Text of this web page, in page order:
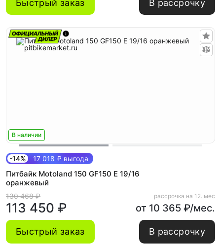
Быстрый заказ В рассрочку
В наличии
-14% 17 018 ₽ выгода
Питбайк Motoland 150 GF150 E 19/16
оранжевый
130 468 ₽
113 450 ₽
рассрочка на 12. мес
от 10 365 ₽/мес.
Быстрый заказ В рассрочку